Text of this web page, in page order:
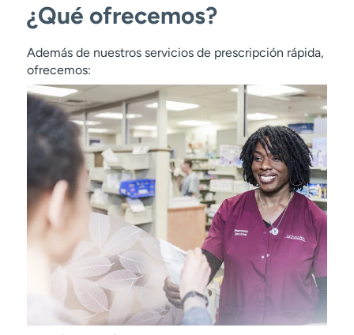
¿Qué ofrecemos?
Además de nuestros servicios de prescripción rápida,
ofrecemos: